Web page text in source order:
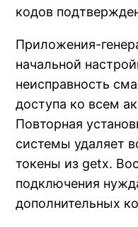
кодов
Приложения-
начальной
неисправность
доступа ко всем
Повторная
системы удаляет
токены из getx.
подключения
дополнительных